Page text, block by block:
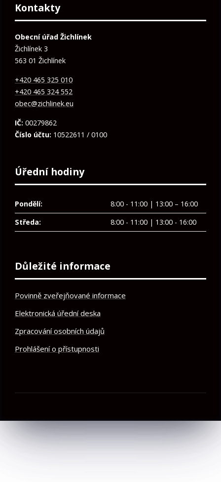
Kontakty
Obecní úřad Žichlínek
Žichlínek 3
563 01 Žichlínek
+420 465 325 010
+420 465 324 552
obec@zichlinek.eu
IČ: 00279862
Číslo účtu: 10522611 / 0100
Úřední hodiny
Pondělí:
8:00 - 11:00 | 13:00 – 16:00
Středa:
8:00 - 11:00 | 13:00 - 16:00
Důležité informace
Povinně zveřejňované informace
Elektronická úřední deska
Zpracování osobních údajů
Prohlášení o přístupnosti